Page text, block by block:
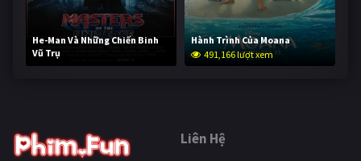
He-Man Và Những Chiến Binh
Vũ Trụ
240,004 lượt xem
Hành Trình Của Moana
491,166 lượt xem
Liên Hệ